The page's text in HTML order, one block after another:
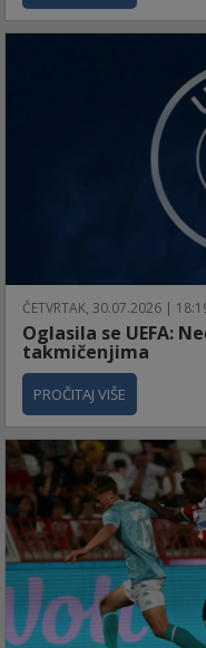
ČETVRTAK, 30.07.2026 |
Oglasila se UEFA:
takmičenjima
PROČITAJ VIŠE